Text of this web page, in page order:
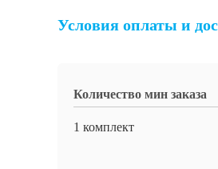
Условия оплаты и
Количество мин заказа
1 комплект